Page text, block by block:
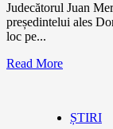
Judecătorul Juan
președintelui ales
loc pe...
Read More
ȘTIRI